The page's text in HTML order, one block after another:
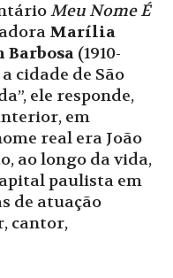
Meu Nome É
Marília
Barbosa (1910-
cidade de São
ele responde,
em
real era João
ao longo da vida,
paulista em
de atuação
cantor,